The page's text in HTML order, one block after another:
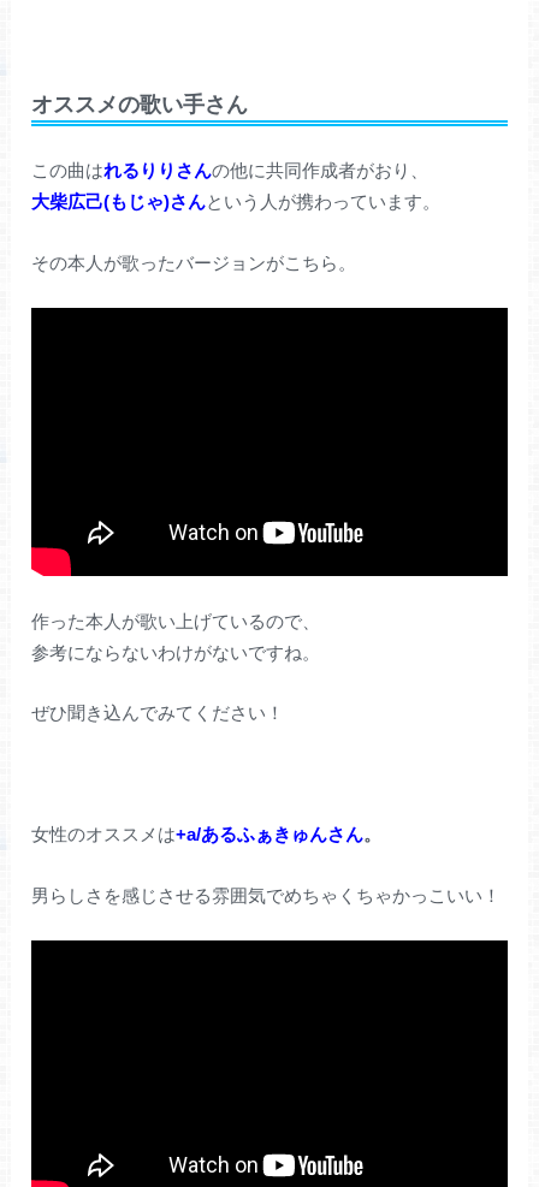
オススメの歌い手さん
この曲はれるりりさんの他に共同作成者がおり、
大柴広己(もじゃ)さんという人が携わっています。
その本人が歌ったバージョンがこちら。
作った本人が歌い上げているので、
参考にならないわけがないですね。
ぜひ聞き込んでみてください！
女性のオススメは+a/あるふぁきゅんさん。
男らしさを感じさせる雰囲気でめちゃくちゃかっこいい！